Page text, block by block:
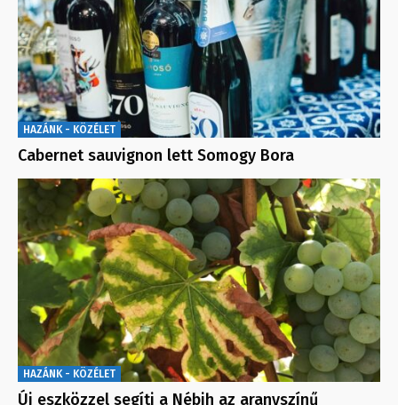
HAZÁNK - KÖZÉLET
Cabernet sauvignon lett Somogy Bora
HAZÁNK - KÖZÉLET
Új eszközzel segíti a Nébih az aranyszínű